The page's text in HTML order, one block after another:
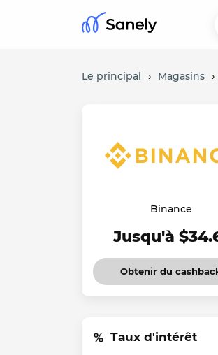
Le principal › Magasins ›
Binance
Jusqu'à
Obtenir du
Taux d'intérêt